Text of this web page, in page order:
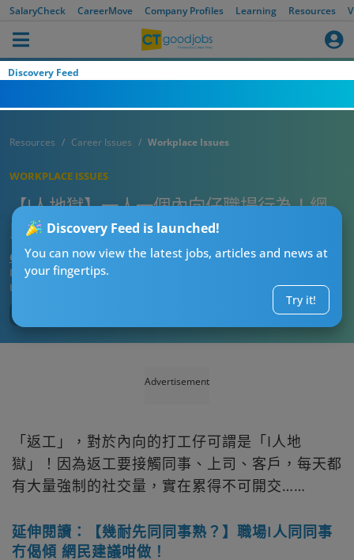
SalaryCheck CareerMove Company Profiles Learning Resources
Discovery Feed
Discovery Feed is launched!
You can now view the latest jobs, articles and news at
your fingertips.
Try it!
Resources Career Issues Workplace Issues
WORKPLACE ISSUES
【I人地獄】一人一個內向仔職場行為！網
民：行樓梯返工放工 唔想同人接觸！
CTgoodjobs’ Editor
Published:2025-12-03 08:15
Updated:
Advertisement
「返工」，對於內向的打工仔可謂是「I人地
獄」！因為返工要接觸同事、上司、客戶，每天都
有大量強制的社交量，實在累得不可開交……
延伸閱讀：【幾耐先同同事熟？】職場I人同同事
冇偈傾 網民建議咁做！